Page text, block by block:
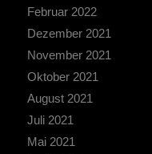
Februar 2022
Dezember 2021
November 2021
Oktober 2021
August 2021
Juli 2021
Mai 2021